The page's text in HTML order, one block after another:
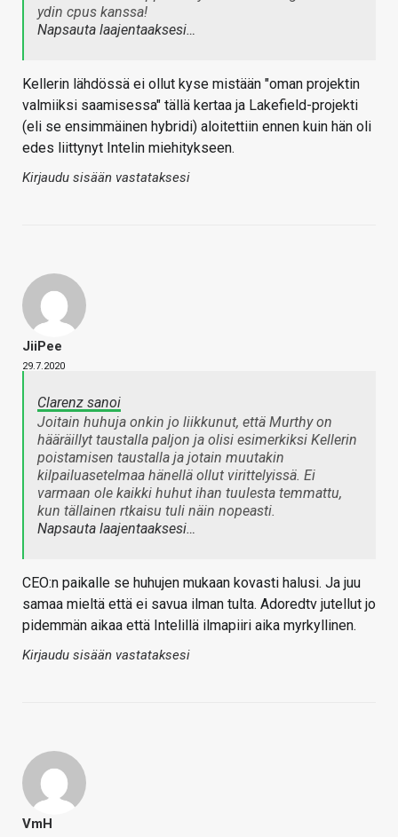
ydin cpus kanssa!
Napsauta laajentaaksesi…
Kellerin lähdössä ei ollut kyse mistään "oman projektin
valmiiksi saamisessa" tällä kertaa ja Lakefield-projekti
(eli se ensimmäinen hybridi) aloitettiin ennen kuin hän oli
edes liittynyt Intelin miehitykseen.
Kirjaudu sisään vastataksesi
JiiPee
29.7.2020
Clarenz sanoi
Joitain huhuja onkin jo liikkunut, että Murthy on
hääräillyt taustalla paljon ja olisi esimerkiksi Kellerin
poistamisen taustalla ja jotain muutakin
kilpailuasetelmaa hänellä ollut virittelyissä. Ei
varmaan ole kaikki huhut ihan tuulesta temmattu,
kun tällainen rtkaisu tuli näin nopeasti.
Napsauta laajentaaksesi…
CEO:n paikalle se huhujen mukaan kovasti halusi. Ja juu
samaa mieltä että ei savua ilman tulta. Adoredtv jutellut jo
pidemmän aikaa että Intelillä ilmapiiri aika myrkyllinen.
Kirjaudu sisään vastataksesi
VmH